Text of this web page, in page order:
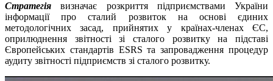
Стратегія визначає розкриття підприємствами України
інформації про сталий розвиток на основі єдиних
методологічних засад, прийнятих у країнах-членах ЄС,
оприлюднення звітності зі сталого розвитку на підставі
Європейських стандартів ESRS та запровадження процедур
аудиту звітності підприємств зі сталого розвитку.